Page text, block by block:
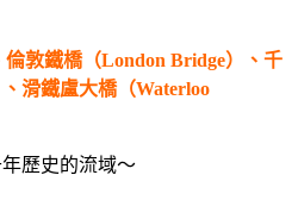
敦鐵橋（London Bridge）、千
滑鐵盧大橋（Waterloo
歷史的流域～